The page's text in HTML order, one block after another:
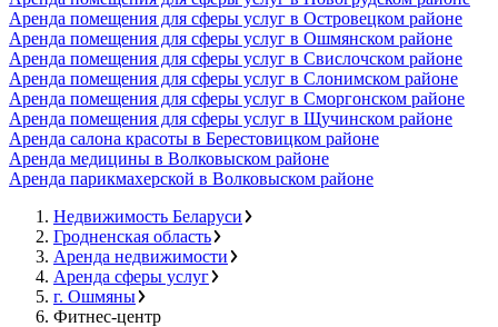
Аренда помещения для сферы услуг в Островецком районе
Аренда помещения для сферы услуг в Ошмянском районе
Аренда помещения для сферы услуг в Свислочском районе
Аренда помещения для сферы услуг в Слонимском районе
Аренда помещения для сферы услуг в Сморгонском районе
Аренда помещения для сферы услуг в Щучинском районе
Аренда салона красоты в Берестовицком районе
Аренда медицины в Волковыском районе
Аренда парикмахерской в Волковыском районе
Недвижимость Беларуси
Гродненская область
Аренда недвижимости
Аренда сферы услуг
г. Ошмяны
Фитнес-центр